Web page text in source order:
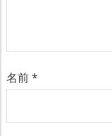
名前*